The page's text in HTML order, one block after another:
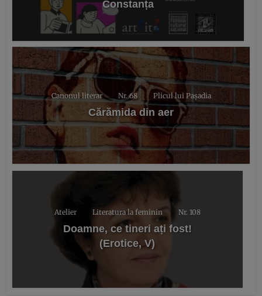
Constanța
Canonul literar Nr. 68 Plicul lui Pașadia
Cărămida din aer
Atelier Literatura la feminin Nr. 108
Doamne, ce tineri ați fost!
(Erotice, V)